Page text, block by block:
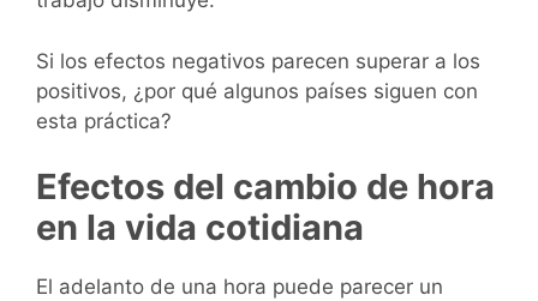
Si los efectos negativos parecen superar a los
positivos, ¿por qué algunos países siguen con
esta práctica?
Efectos del cambio de hora
en la vida cotidiana
El adelanto de una hora puede parecer un